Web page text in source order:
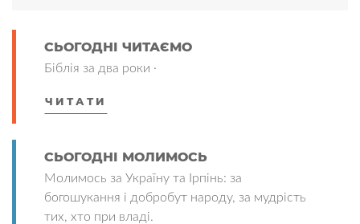
СЬОГОДНІ ЧИТАЄМО
Біблія за два роки ·
ЧИТАТИ
СЬОГОДНІ МОЛИМОСЬ
Молимось за Україну та Ірпінь: за
богошукання і добробут народу, за мудрість
тих, хто при владі.